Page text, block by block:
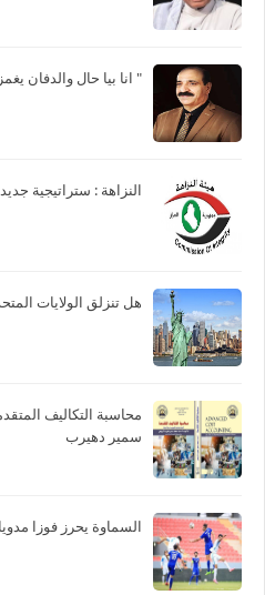
" انا بيا حال والدفان
النزاهة : ستراتيجية
هل تنزلق الولايات
محاسبة التكاليف
سمير دهيرب
السماوة يحرز فوزا مدويا